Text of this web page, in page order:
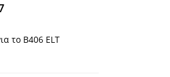
το B406 ELT